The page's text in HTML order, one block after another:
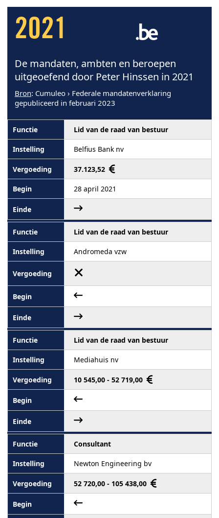
2021
De mandaten, ambten en beroepen
uitgeoefend door Peter Hinssen in 2021
Bron: Cumuleo › Federale mandatenverklaring
gepubliceerd in februari 2023
Lid van de raad van bestuur
Belfius Bank nv
37.123,52
28 april 2021
Lid van de raad van bestuur
Andromeda vzw
Lid van de raad van bestuur
Mediahuis nv
10 545,00 - 52 719,00
Consultant
Newton Engineering bv
52 720,00 - 105 438,00